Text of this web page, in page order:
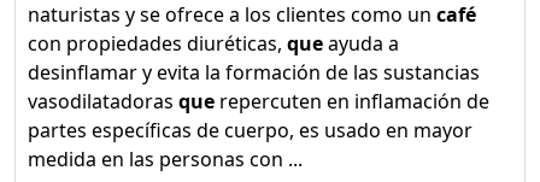
naturistas y se ofrece a los clientes como un café
con propiedades diuréticas, queayuda a
desinflamar y evita la formación de las sustancias
vasodilatadoras que repercuten en inflamación de
partes específicas de cuerpo, es usado en mayor
medida en las personas con ...